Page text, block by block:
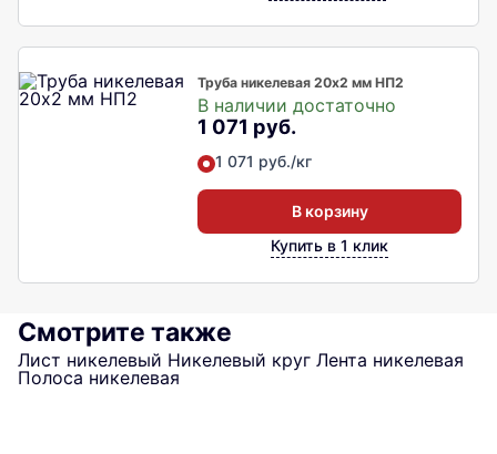
Труба никелевая 20х2 мм НП2
В наличии достаточно
1 071 руб.
1 071 руб./кг
В корзину
Купить в 1 клик
Смотрите также
Лист никелевый Никелевый круг Лента никелевая
Полоса никелевая